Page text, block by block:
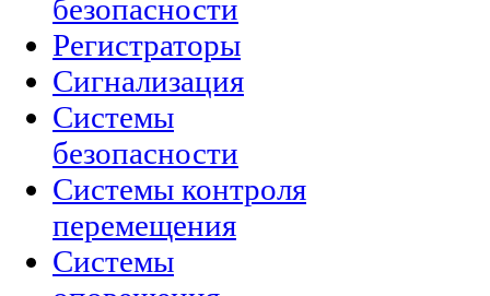
безопасности
Регистраторы
Сигнализация
Системы
безопасности
Системы контроля
перемещения
Системы